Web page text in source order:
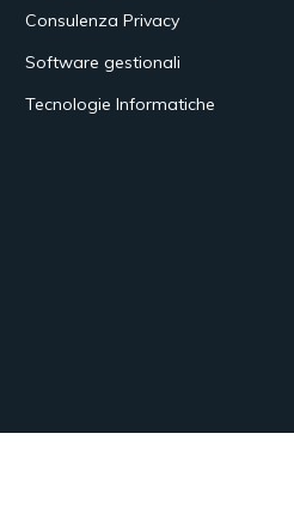
Consulenza Privacy
Software gestionali
Tecnologie Informatiche